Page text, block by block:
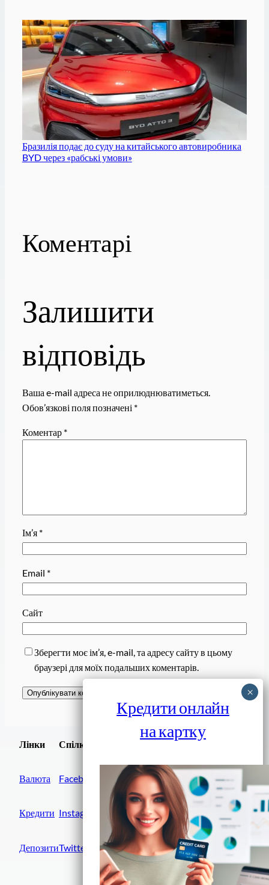
Бразилія подає до суду на китайського автовиробника
BYD через «рабські умови»
Коментарі
Залишити
відповідь
Ваша e-mail адреса не оприлюднюватиметься.
Обов’язкові поля позначені *
Коментар *
Ім’я *
Email *
Сайт
Зберегти моє ім’я, e-mail, та адресу сайту в цьому
браузері для моїх подальших коментарів.
Лінки
Валюта
Кредити
Депозити
Спілки
Facebook
Instagram
Twitter
Завантажити
Фінанси IN UA
Кредити онлайн
на картку